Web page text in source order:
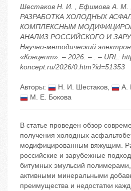
Шестаков Н. И. , Ефимова А. М.
РАЗРАБОТКА ХОЛОДНЫХ
КОМПЛЕКСНЫМ
АНАЛИЗ РОССИЙСКОГО И
Научно-методический
«Концепт». – 2026. – . – URL:
koncept.ru/2026/0.htm?id=51353
Авторы: Н. И. Шестаков, А.
М. Е. Бокова
В статье проведен обзор
получения холодных
модифицированным вяжущим.
российские и зарубежные
битумных эмульсий
активными минеральными
преимущества и недостатки